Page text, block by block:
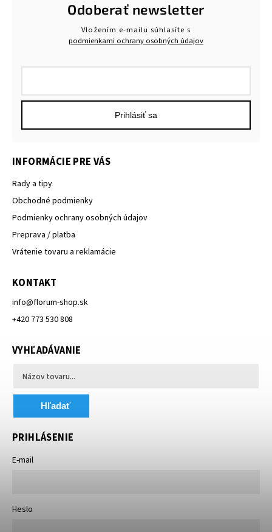
Odoberať newsletter
Vložením e-mailu súhlasíte s
podmienkami ochrany osobných údajov
Prihlásiť sa
INFORMÁCIE PRE VÁS
Rady a tipy
Obchodné podmienky
Podmienky ochrany osobných údajov
Preprava / platba
Vrátenie tovaru a reklamácie
KONTAKT
info@florum-shop.sk
+420 773 530 808
VYHĽADÁVANIE
Hľadať
PRIHLÁSENIE
E-mail
Heslo